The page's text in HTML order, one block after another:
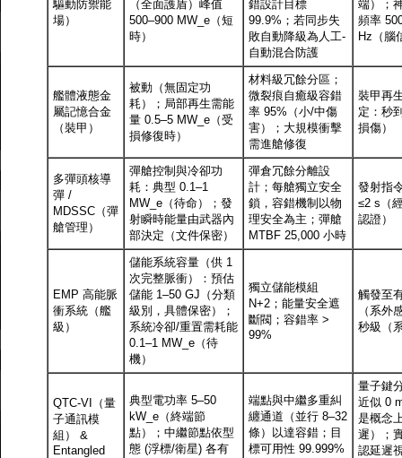
驅動防禦能
場）
（全面護盾）峰值
500–900 MW_e（短
時）
錯設計目標
99.9%；若同步失
敗自動降級為人工-
自動混合防護
端）；
頻率
Hz（腦
艦體液態金
屬記憶合金
（裝甲）
被動（無固定功
耗）；局部再生需能
量 0.5–5 MW_e（受
損修復時）
材料級冗餘分區；
微裂痕自癒級容錯
率 95%（小/中傷
害）；大規模衝擊
需進艙修復
裝甲再
定：秒
損傷）
多彈頭核導
彈 /
MDSSC（彈
艙管理）
彈艙控制與冷卻功
耗：典型 0.1–1
MW_e（待命）；發
射瞬時能量由武器內
部決定（文件保密）
彈倉冗餘分離設
計；每艙獨立安全
鎖，容錯機制以物
理安全為主；彈艙
MTBF 25,000 小時
發射指
≤2 s（
認證）
EMP 高能脈
衝系統（艦
級）
儲能系統容量（供 1
次完整脈衝）：預估
儲能 1–50 GJ（分類
級別，具體保密）；
系統冷卻/重置需耗能
0.1–1 MW_e（待
機）
獨立儲能模組
N+2；能量安全遮
斷閥；容錯率 >
99%
觸發至
（系外
秒級（
QTC-VI（量
子通訊模
組） &
Entangled
典型電功率 5–50
kW_e（終端節
點）；中繼節點依型
態 (浮標/衛星) 各有
端點與中繼多重糾
纏通道（並行 8–32
條）以達容錯；目
標可用性 99.999%
量子鍵
近似 0
是概念
遲）；
認延遲